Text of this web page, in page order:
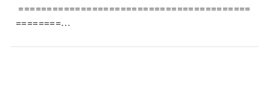
=========================================
========…